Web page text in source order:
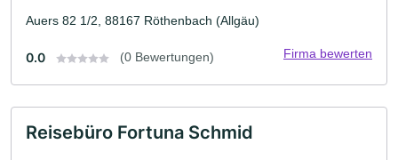
Auers 82 1/2, 88167 Röthenbach (Allgäu)
0.0 (0 Bewertungen) Firma bewerten
Reisebüro Fortuna Schmid